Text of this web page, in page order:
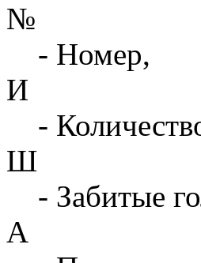
№
- Номер,
И
-
Ш
- Забитые
А